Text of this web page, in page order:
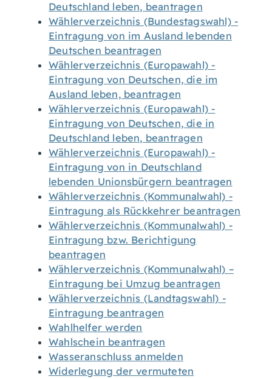
Deutschland leben, beantragen
Wählerverzeichnis (Bundestagswahl) -
Eintragung von im Ausland lebenden
Deutschen beantragen
Wählerverzeichnis (Europawahl) -
Eintragung von Deutschen, die im
Ausland leben, beantragen
Wählerverzeichnis (Europawahl) -
Eintragung von Deutschen, die in
Deutschland leben, beantragen
Wählerverzeichnis (Europawahl) -
Eintragung von in Deutschland
lebenden Unionsbürgern beantragen
Wählerverzeichnis (Kommunalwahl) -
Eintragung als Rückkehrer beantragen
Wählerverzeichnis (Kommunalwahl) -
Eintragung bzw. Berichtigung
beantragen
Wählerverzeichnis (Kommunalwahl) –
Eintragung bei Umzug beantragen
Wählerverzeichnis (Landtagswahl) -
Eintragung beantragen
Wahlhelfer werden
Wahlschein beantragen
Wasseranschluss anmelden
Widerlegung der vermuteten